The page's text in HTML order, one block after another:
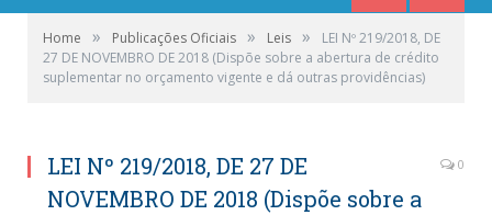
Home » Publicações Oficiais » Leis »
LEI Nº 219/2018, DE
27 DE NOVEMBRO DE 2018 (Dispõe sobre a abertura de crédito
suplementar no orçamento vigente e dá outras providências)
LEI Nº 219/2018, DE 27 DE
NOVEMBRO DE 2018 (Dispõe sobre a
0